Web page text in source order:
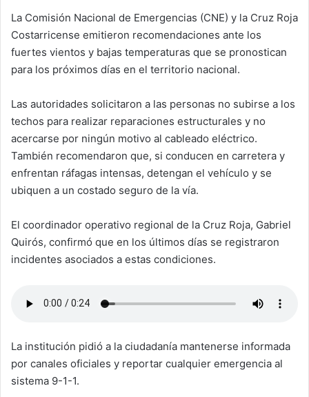
La Comisión Nacional de Emergencias (CNE) y la Cruz Roja
Costarricense emitieron recomendaciones ante los
fuertes vientos y bajas temperaturas que se pronostican
para los próximos días en el territorio nacional.
Las autoridades solicitaron a las personas no subirse a los
techos para realizar reparaciones estructurales y no
acercarse por ningún motivo al cableado eléctrico.
También recomendaron que, si conducen en carretera y
enfrentan ráfagas intensas, detengan el vehículo y se
ubiquen a un costado seguro de la vía.
El coordinador operativo regional de la Cruz Roja, Gabriel
Quirós, confirmó que en los últimos días se registraron
incidentes asociados a estas condiciones.
La institución pidió a la ciudadanía mantenerse informada
por canales oficiales y reportar cualquier emergencia al
sistema 9-1-1.